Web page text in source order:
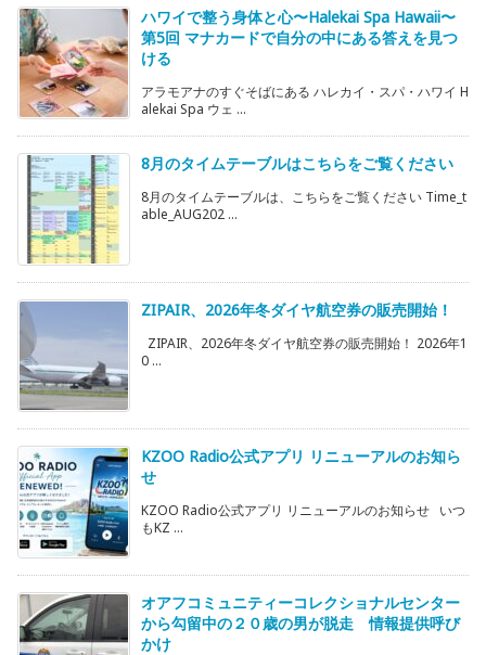
ハワイで整う身体と心〜Halekai Spa Hawaii〜
第5回 マナカードで自分の中にある答えを見つ
ける
アラモアナのすぐそばにある ハレカイ・スパ・ハワイ H
alekai Spa ウェ ...
8月のタイムテーブルはこちらをご覧ください
8月のタイムテーブルは、こちらをご覧ください Time_t
able_AUG202 ...
ZIPAIR、2026年冬ダイヤ航空券の販売開始！
ZIPAIR、2026年冬ダイヤ航空券の販売開始！ 2026年1
0 ...
KZOO Radio公式アプリ リニューアルのお知ら
せ
KZOO Radio公式アプリ リニューアルのお知らせ いつ
もKZ ...
オアフコミュニティーコレクショナルセンター
から勾留中の２０歳の男が脱走 情報提供呼び
かけ